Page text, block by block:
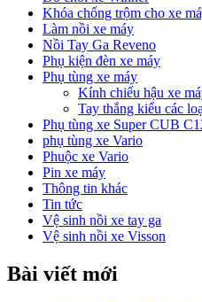
Khóa chống trộm cho xe
Làm nồi xe máy
Nồi Tay Ga Reveno
Phụ kiện đèn xe máy
Phụ tùng xe máy
Kính chiếu hậu xe
Tay thắng kiểu các
Phụ tùng xe Super CUB
phụ tùng xe Vario
Phuộc xe Vario
Pin xe máy
Thông tin khác
Tin tức
Vệ sinh nồi xe tay ga
Vệ sinh nồi xe Visson
Bài viết mới